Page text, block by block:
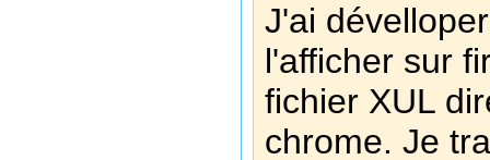
J'ai
l'afficher sur
fichier XUL
chrome. Je